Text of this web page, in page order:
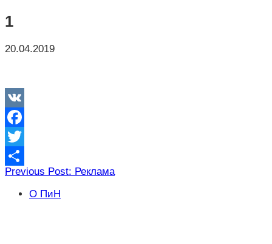
1
20.04.2019
VK
Facebook
Twitter
Отправить
Навигация
по
Previous Post: Реклама
О ПиН